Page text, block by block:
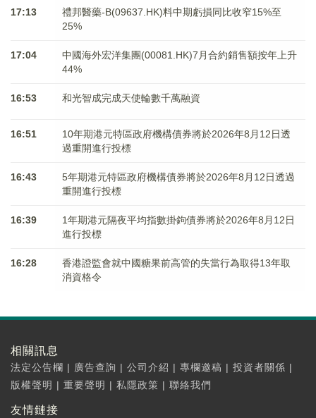
17:13
禮邦醫藥-B(09637.HK)料中期虧損同比收窄15%至
25%
17:04
中國海外宏洋集團(00081.HK)7月合約銷售額按年上升
44%
16:53 和光智成完成天使輪數千萬融資
16:51
10年期港元特區政府機構債券將於2026年8月12日透
過重開進行投標
16:43
5年期港元特區政府機構債券將於2026年8月12日透過
重開進行投標
16:39
1年期港元隔夜平均指數掛鉤債券將於2026年8月12日
進行投標
16:28
香港證監會就中國糖果前高管的失當行為取得13年取
消資格令
相關訊息
法定公告欄 | 廣告查詢 | 公司介紹 | 專欄邀稿 | 投資者關係 |
版權聲明 | 重要聲明 | 私隱政策 | 聯絡我們
友情鏈接